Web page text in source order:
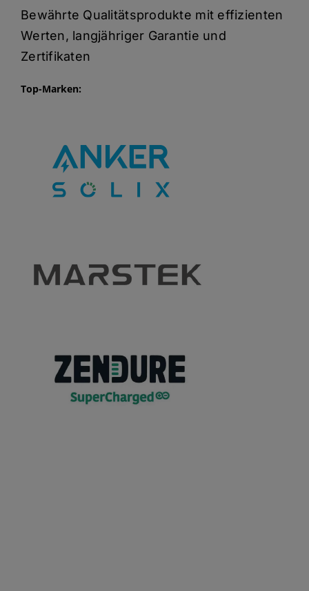
Bewährte Qualitätsprodukte mit effizienten
Werten, langjähriger Garantie und
Zertifikaten
Top-Marken: